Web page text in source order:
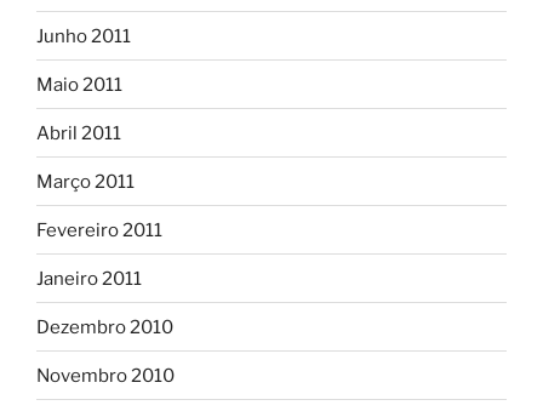
Junho 2011
Maio 2011
Abril 2011
Março 2011
Fevereiro 2011
Janeiro 2011
Dezembro 2010
Novembro 2010